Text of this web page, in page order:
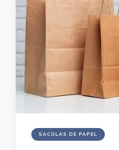
SACOLAS DE PAPEL